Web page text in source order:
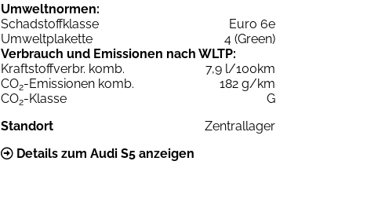
Umweltnormen:
Schadstoffklasse
Euro 6e
Umweltplakette
4 (Green)
Verbrauch und Emissionen nach WLTP:
Kraftstoffverbr. komb.
7,9 l/100km
CO2-Emissionen komb.
182 g/km
CO2-Klasse
G
Standort
Zentrallager
Details zum Audi S5 anzeigen